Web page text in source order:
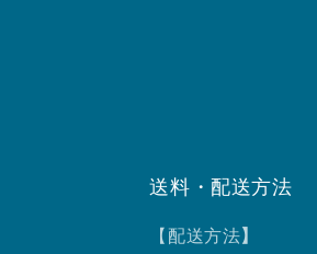
送料・配送方法
【配送方法】